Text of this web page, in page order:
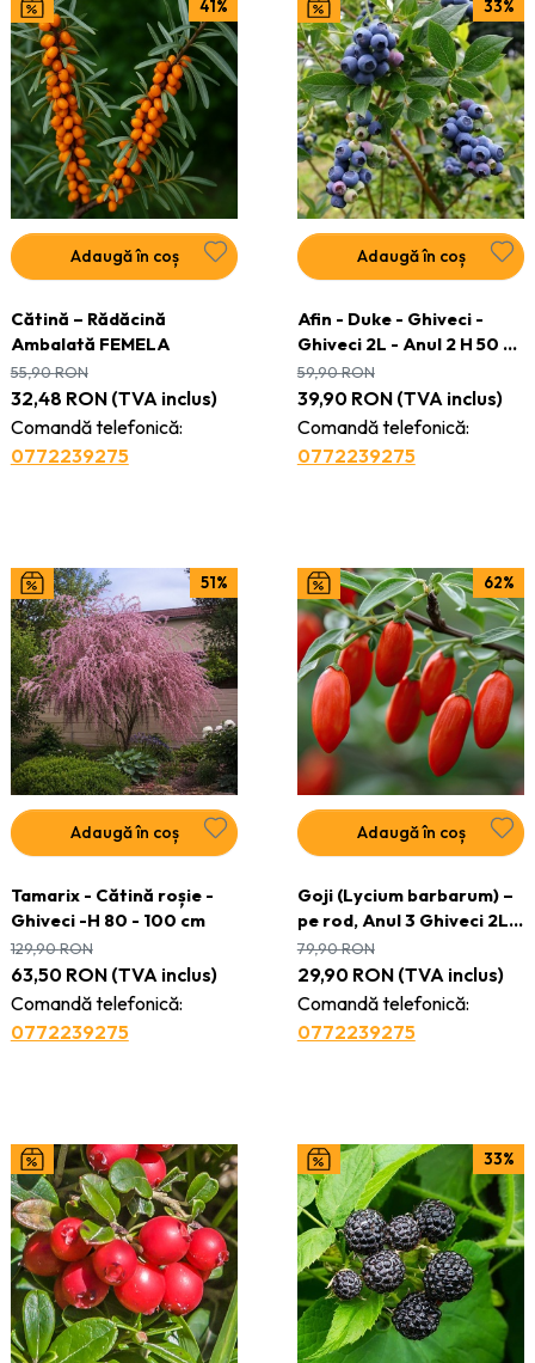
41%
Adaugă în coș
Cătină – Rădăcină
Ambalată FEMELA
32,48 RON(TVA inclus)
Comandă telefonică:
0772239275
55,90RON
33%
Adaugă în coș
Afin - Duke - Ghiveci -
Ghiveci 2L - Anul 2 H 50 -
60 cm
39,90 RON(TVA inclus)
Comandă telefonică:
0772239275
59,90RON
51%
Adaugă în coș
Tamarix - Cătină roșie -
Ghiveci -H 80 - 100 cm
63,50 RON(TVA inclus)
Comandă telefonică:
0772239275
129,90RON
62%
Adaugă în coș
Goji (Lycium barbarum) –
pe rod, Anul 3 Ghiveci 2L |
H 40–50 cm | Plantă
ramificată
29,90 RON(TVA inclus)
Comandă telefonică:
0772239275
79,90RON
33%